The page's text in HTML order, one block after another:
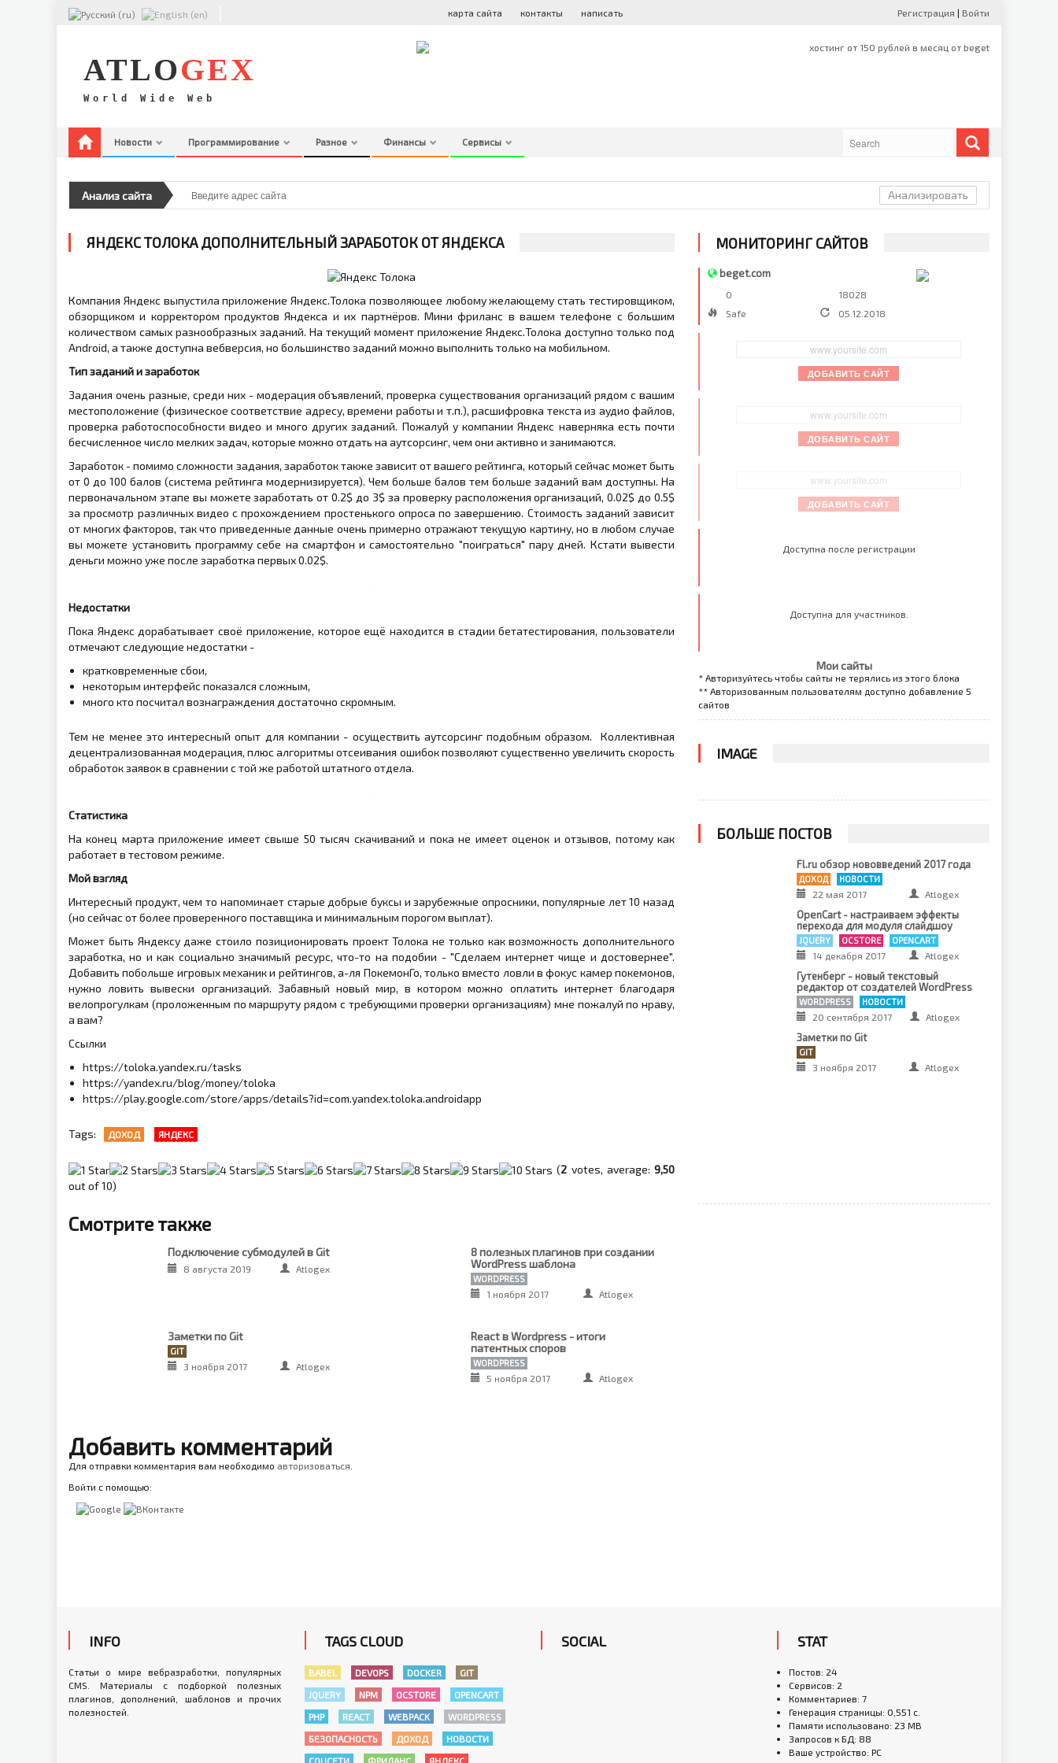
карта сайта контакты написать Регистрация | Войти
ATLOGEX
World Wide Web
Новости Программирование Разное Финансы Сервисы
ATLO GEX
НОВОСТИ
ПРОГРАММИРОВАНИЕ
PHP
БЛОГОПОСТЫ
Анализ сайта Анализировать
ЯНДЕКС ТОЛОКА ДОПОЛНИТЕЛЬНЫЙ ЗАРАБОТОК ОТ ЯНДЕКСА
Компания Яндекс выпустила приложение Яндекс.Толока позволяющее любому желающему стать тестировщиком,
обзорщиком и корректором продуктов Яндекса и их партнёров. Мини фриланс в вашем телефоне с большим
количеством самых разнообразных заданий. На текущий момент приложение Яндекс.Толока доступно только под
Android, а также доступна вебверсия, но большинство заданий можно выполнить только на мобильном.
Тип заданий и заработок
Задания очень разные, среди них - модерация объявлений, проверка существования организаций рядом с вашим
местоположение (физическое соответствие адресу, времени работы и т.п.), расшифровка текста из аудио файлов,
проверка работоспособности видео и много других заданий. Пожалуй у компании Яндекс наверняка есть почти
бесчисленное число мелких задач, которые можно отдать на аутсорсинг, чем они активно и занимаются.
Заработок - помимо сложности задания, заработок также зависит от вашего рейтинга, который сейчас может быть
от 0 до 100 балов (система рейтинга модернизируется). Чем больше балов тем больше заданий вам доступны. На
первоначальном этапе вы можете заработать от 0.2$ до 3$ за проверку расположения организаций, 0.02$ до 0.5$
за просмотр различных видео с прохождением простенького опроса по завершению. Стоимость заданий зависит
от многих факторов, так что приведенные данные очень примерно отражают текущую картину, но в любом случае
вы можете установить программу себе на смартфон и самостоятельно "поиграться" пару дней. Кстати вывести
деньги можно уже после заработка первых 0.02$.
Недостатки
Пока Яндекс дорабатывает своё приложение, которое ещё находится в стадии бетатестирования, пользователи
отмечают следующие недостатки -
кратковременные сбои,
некоторым интерфейс показался сложным,
много кто посчитал вознаграждения достаточно скромным.
Тем не менее это интересный опыт для компании - осуществить аутсорсинг подобным образом. Коллективная
децентрализованная модерация, плюс алгоритмы отсеивания ошибок позволяют существенно увеличить скорость
обработок заявок в сравнении с той же работой штатного отдела.
Статистика
На конец марта приложение имеет свыше 50 тысяч скачиваний и пока не имеет оценок и отзывов, потому как
работает в тестовом режиме.
Мой взгляд
Интересный продукт, чем то напоминает старые добрые буксы и зарубежные опросники, популярные лет 10 назад
(но сейчас от более проверенного поставщика и минимальным порогом выплат).
Может быть Яндексу даже стоило позиционировать проект Толока не только как возможность дополнительного
заработка, но и как социально значимый ресурс, что-то на подобии - "Сделаем интернет чище и достовернее".
Добавить побольше игровых механик и рейтингов, а-ля ПокемонГо, только вместо ловли в фокус камер покемонов,
нужно ловить вывески организаций. Забавный новый мир, в котором можно оплатить интернет благодаря
велопрогулкам (проложенным по маршруту рядом с требующими проверки организациям) мне пожалуй по нраву,
а вам?
Ссылки
https://toloka.yandex.ru/tasks
https://yandex.ru/blog/money/toloka
https://play.google.com/store/apps/details?id=com.yandex.toloka.androidapp
Tags: ДОХОД ЯНДЕКС
(2 votes, average: 9,50
out of 10)
Смотрите также
Подключение субмодулей в Git
8 августа 2019 Atlogex
8 полезных плагинов при создании
WordPress шаблона
WORDPRESS
1 ноября 2017 Atlogex
Заметки по Git
GIT
3 ноября 2017 Atlogex
React в Wordpress - итоги
патентных споров
WORDPRESS
5 ноября 2017 Atlogex
Добавить комментарий
Для отправки комментария вам необходимо авторизоваться
Войти с помощью:
МОНИТОРИНГ САЙТОВ
beget.com
0
18028
Safe
05.12.2018
ДОБАВИТЬ САЙТ
ДОБАВИТЬ САЙТ
ДОБАВИТЬ САЙТ
Доступна после регистрации
Доступна для участников.
Мои сайты
* Авторизуйтесь чтобы сайты не терялись из этого блока
** Авторизованным пользователям доступно добавление 5
сайтов
IMAGE
БОЛЬШЕ ПОСТОВ
Fl.ru обзор нововведений 2017 года
ДОХОД НОВОСТИ
22 мая 2017 Atlogex
OpenCart - настраиваем эффекты
перехода для модуля слайдшоу
JQUERY OCSTORE OPENCART
14 декабря 2017 Atlogex
Гутенберг - новый текстовый
редактор от создателей WordPress
WORDPRESS НОВОСТИ
20 сентября 2017 Atlogex
Заметки по Git
GIT
3 ноября 2017 Atlogex
INFO
Статьи о мире вебразработки, популярных
CMS. Материалы с подборкой полезных
плагинов, дополнений, шаблонов и прочих
полезностей.
TAGS CLOUD
BABEL DEVOPS DOCKER
GIT
JQUERY
NPM OCSTORE
OPENCART
PHP
REACT WEBPACK
WORDPRESS
БЕЗОПАСНОСТЬ
ДОХОД
НОВОСТИ
SOCIAL STAT
Постов: 24
Сервисов: 2
Комментариев: 7
Генерация страницы: 0,551 с.
Памяти использовано: 23 MB
Запросов к БД: 88
Ваше устройство: PC